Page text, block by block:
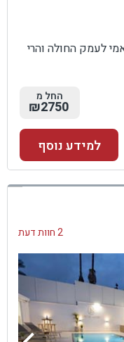
לעמק החולה והרי
החל מ
₪2750
למידע נוסף
2 חוות דעת